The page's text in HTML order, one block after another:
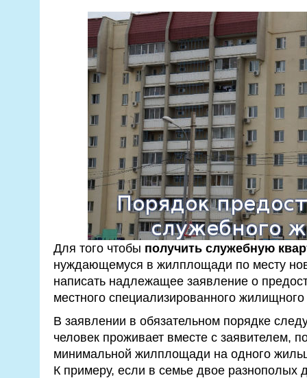
Для того чтобы получить служебную
нуждающемуся в жилплощади по месту
написать надлежащее заявление о
местного специализированного
В заявлении в обязательном порядке
человек проживает вместе с заявителем,
минимальной жилплощади на одного
К примеру, если в семье двое разнополых